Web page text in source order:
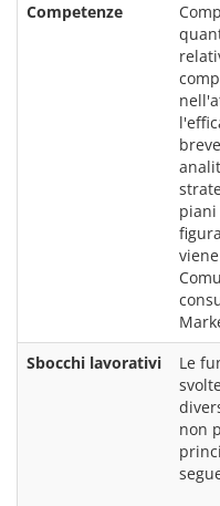
Competenze
Sbocchi lavorativi
Le
non